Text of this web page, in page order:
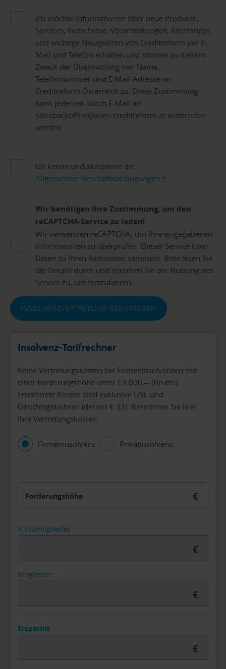
Ich möchte Informationen über neue Produkte,
Services, Gutscheine, Veranstaltungen, Rechtstipps
und wichtige Neuigkeiten von Creditreform per E-
Mail und Telefon erhalten und stimme zu diesem
Zweck der Übermittlung von Name,
Telefonnummer und E-Mail-Adresse an
Creditreform Österreich zu. Diese Zustimmung
kann jederzeit durch E-Mail an
salesbackoffice@wien.creditreform.at widerrufen
werden.
Ich kenne und akzeptiere die
Allgemeinen Geschäftsbedingungen *
Wir benötigen Ihre Zustimmung, um den
reCAPTCHA-Service zu laden!
Wir verwenden reCAPTCHA, um Ihre eingegebenen
Informationen zu überprüfen. Dieser Service kann
Daten zu Ihren Aktivitäten sammeln. Bitte lesen Sie
die Details durch und stimmen Sie der Nutzung des
Service zu, um fortzufahren.
INSOLVENZVERTRETUNG BEANTRAGEN
Insolvenz-Tarifrechner
Keine Vertretungskosten bei Firmeninsolvenzen mit
einer Forderungshöhe unter €3.000,-- (Brutto).
Errechnete Kosten sind exklusive USt. und
Gerichtsgebühren (derzeit € 33). Berechnen Sie hier
Ihre Vertretungskosten:
Firmeninsolvenz Privatinsolvenz
Forderungshöhe €
Nichtmitglieder
€
Mitglieder
€
Ersparnis
€